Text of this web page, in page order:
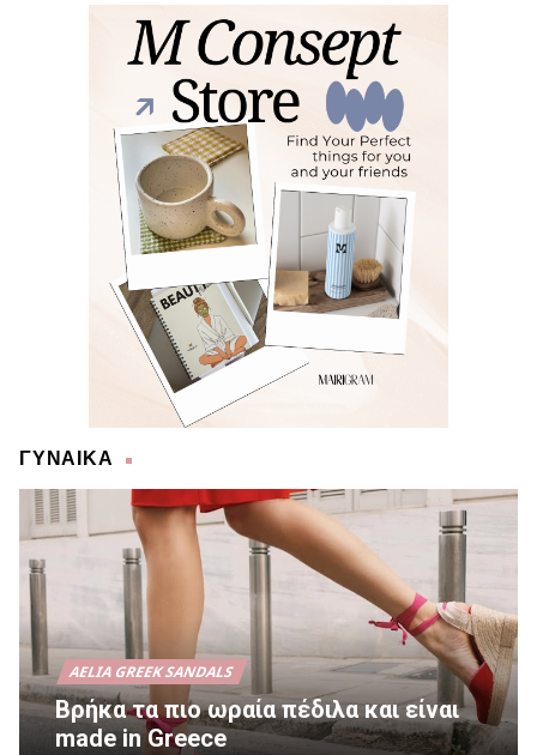
ΓΥΝΑΙΚΑ
AELIA GREEK SANDALS
Βρήκα τα πιο ωραία πέδιλα και είναι
made in Greece